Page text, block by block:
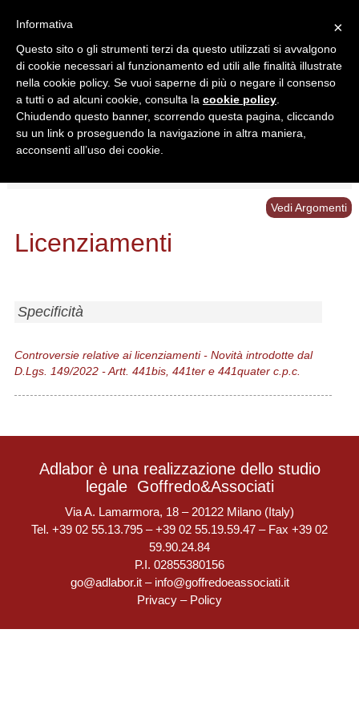
Ricerca in:
Sezione corrente
Tutto il sito
Licenziamenti
Specificità
Controversie relative ai licenziamenti - Novità introdotte dal
D.Lgs. 149/2022 - Artt. 441bis, 441ter e 441quater c.p.c.
Vedi Argomenti
Adlabor è una realizzazione dello studio
legale Goffredo&Associati
Via A. Lamarmora, 18 – 20122 Milano (Italy)
Tel. +39 02 55.13.795 – +39 02 55.19.59.47 – Fax +39 02
59.90.24.84
P.I. 02855380156
go@adlabor.it– info@goffredoeassociati.it
Privacy – Policy
×
Informativa
Questo sito o gli strumenti terzi da questo utilizzati si avvalgono
di cookie necessari al funzionamento ed utili alle finalità illustrate
nella cookie policy. Se vuoi saperne di più o negare il consenso
a tutti o ad alcuni cookie, consulta la cookie policy
Chiudendo questo banner, scorrendo questa pagina, cliccando
su un link o proseguendo la navigazione in altra maniera,
acconsenti all’uso dei cookie.